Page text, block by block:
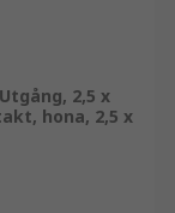
2,5 x
hona, 2,5 x